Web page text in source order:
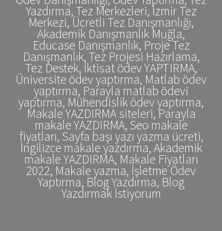
Yazdırma, Tez Merkezleri, İzmir Tez
Merkezi, Ücretli Tez Danışmanlığı,
Akademik Danışmanlık Muğla,
Educase Danışmanlık, Proje Tez
Danışmanlık, Tez Projesi Hazırlama,
Tez Destek, İktisat ödev YAPTIRMA,
Üniversite ödev yaptırma, Matlab ödev
yaptırma, Parayla matlab ödevi
yaptırma, Mühendislik ödev yaptırma,
Makale YAZDIRMA siteleri, Parayla
makale YAZDIRMA, Seo makale
fiyatları, Sayfa başı yazı yazma ücreti,
İngilizce makale yazdırma, Akademik
makale YAZDIRMA, Makale Fiyatları
2022, Makale yazma, İşletme Ödev
Yaptırma, Blog Yazdırma, Blog
Yazdırmak İstiyorum